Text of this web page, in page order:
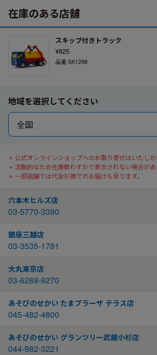
在庫のある店舗
スキップ付きトラック
¥825
品番 SK1298
地域を選択してください
公式オンラインショップへのお取り寄せはいたしか
流動的なため在庫数わずかで表示されない場合があ
一部店舗では代金引換でのお届けも承ります。
六本木ヒルズ店
03-5770-3390
銀座三越店
03-3535-1781
大丸東京店
03-6269-9270
あそびのせかい たまプラーザ テラス店
045-482-4800
あそびのせかい グランツリー武蔵小杉店
044-982-3221